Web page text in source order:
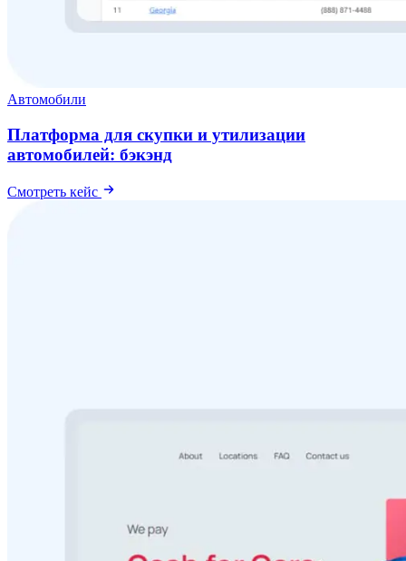
Автомобили
Платформа для скупки и утилизации
автомобилей: бэкэнд
Смотреть кейс